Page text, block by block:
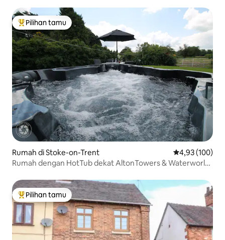
Pilihan tamu terpopuler
Pilihan tamu
Rumah di Stoke-on-Trent Nilai rata-rata
4,93 (100)
Rumah dengan HotTub dekat AltonTowers & Waterworld
Pilihan tamu terpopuler
Pilihan tamu